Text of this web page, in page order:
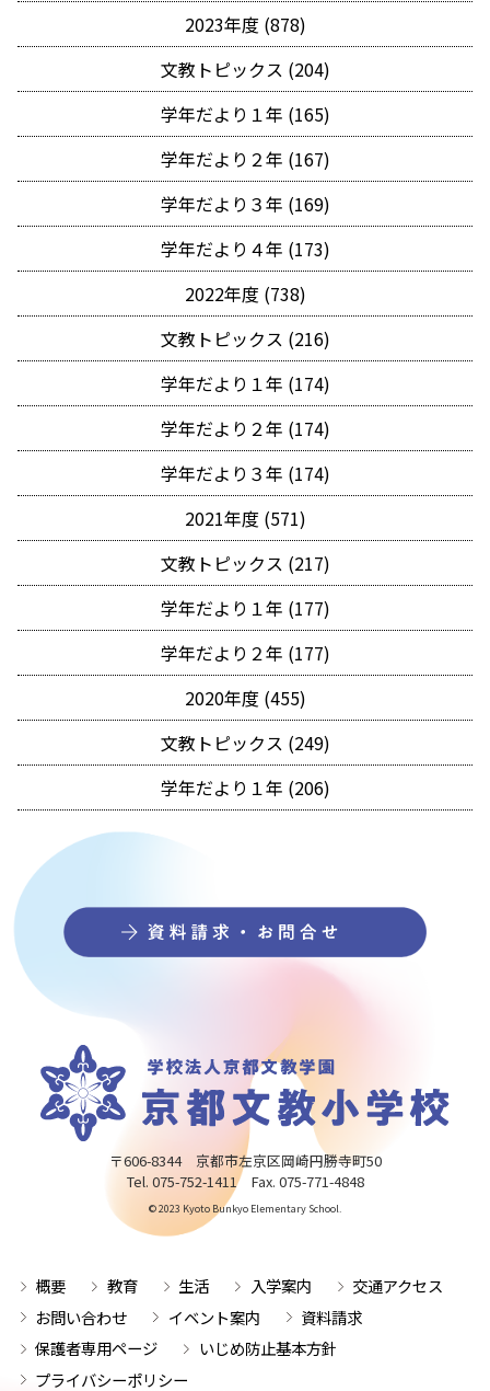
2023年度 (878)
文教トピックス (204)
学年だより１年 (165)
学年だより２年 (167)
学年だより３年 (169)
学年だより４年 (173)
2022年度 (738)
文教トピックス (216)
学年だより１年 (174)
学年だより２年 (174)
学年だより３年 (174)
2021年度 (571)
文教トピックス (217)
学年だより１年 (177)
学年だより２年 (177)
2020年度 (455)
文教トピックス (249)
学年だより１年 (206)
〒606-8344 京都市左京区岡崎円勝寺町50
Tel. 075-752-1411 Fax. 075-771-4848
© 2023 Kyoto Bunkyo Elementary School.
概要 教育 生活 入学案内
交通アクセス
お問い合わせ
イベント案内
資料請求
保護者専用ページ
いじめ防止基本方針
プライバシーポリシー